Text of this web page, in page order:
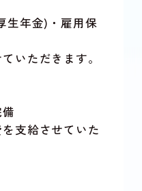
生年金)・雇用保
いただきます。
支給させていた